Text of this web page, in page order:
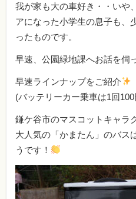
我が家も大の車好き・・いや
アになった小学生の息子も、
ったものです。
早速、公園緑地課へお話を伺
早速ラインナップをご紹介
(バッテリーカー乗車は1回100
鎌ケ谷市のマスコットキャラ
大人気の「かまたん」のバス
うです！